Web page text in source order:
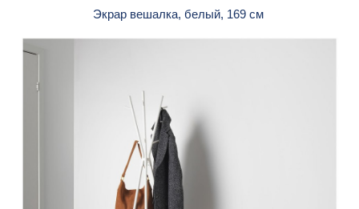
Экрар вешалка, белый, 169 см